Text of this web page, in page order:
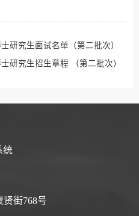
研究生面试名单（第二批次）
研究生招生章程 （第二批次）
统
街768号